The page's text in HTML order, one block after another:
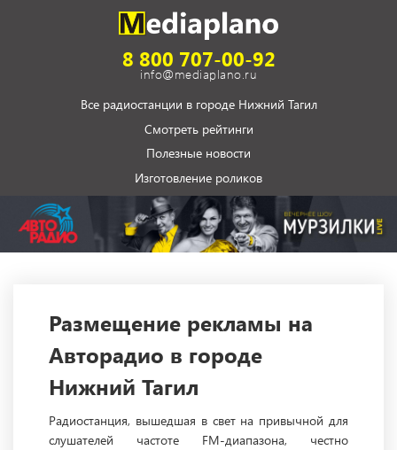
8 800 707-00-92
info@mediaplano.ru
Все радиостанции в городе Нижний Тагил
Смотреть рейтинги
Полезные новости
Изготовление роликов
Размещение рекламы на
Авторадио в городе
Нижний Тагил
Радиостанция, вышедшая в свет на привычной для
слушателей частоте FM-диапазона, честно